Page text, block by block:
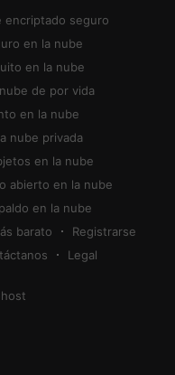
encriptado seguro
en la nube
en la nube
de por vida
en la nube
nube privada
en la nube
abierto en la nube
en la nube
barato
Registrarse
Legal